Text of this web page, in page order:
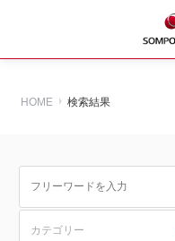
HOME 検索結果